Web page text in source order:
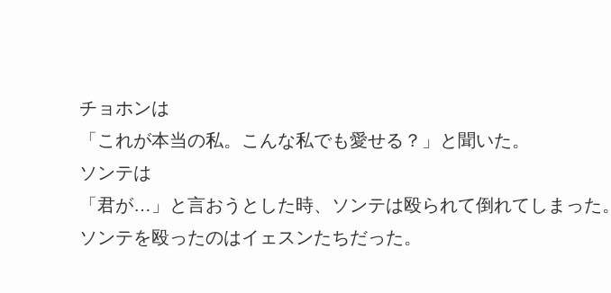
チョホンは
「これが本当の私。こんな私でも愛せる？」と聞いた。
ソンテは
「君が…」と言おうとした時、ソンテは殴られて倒れてしまった。
ソンテを殴ったのはイェスンたちだった。